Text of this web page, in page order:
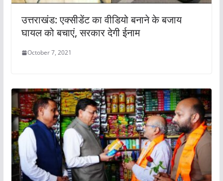
उत्तराखंड: एक्सीडेंट का वीडियो बनाने के बजाय
घायल को बचाएं, सरकार देगी ईनाम
October 7, 2021